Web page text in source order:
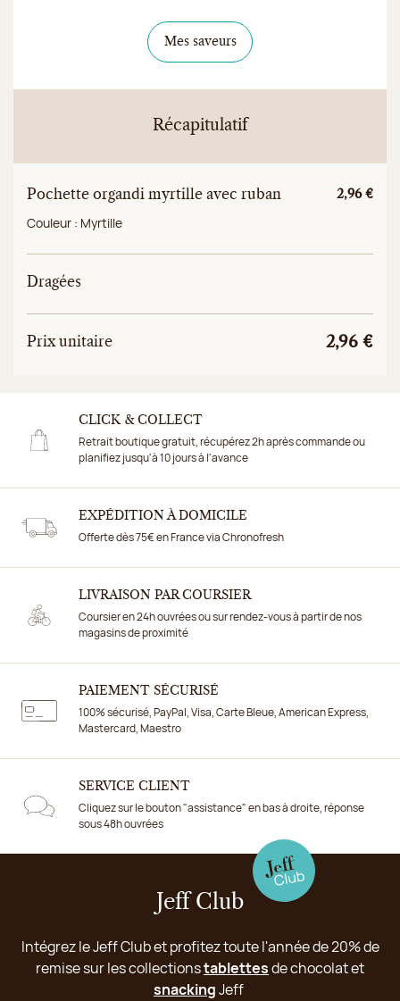
Mes saveurs
Récapitulatif
Pochette organdi myrtille avec ruban Prix
2,96 €
Couleur : Myrtille
Dragées
Prix unitaire total
Prix unitaire 2,96 €
CLICK & COLLECT
Retrait boutique gratuit, récupérez 2h après commande ou
planifiez jusqu'à 10 jours à l'avance
EXPÉDITION À DOMICILE
Offerte dès 75€ en France via Chronofresh
LIVRAISON PAR COURSIER
Coursier en 24h ouvrées ou sur rendez-vous à partir de nos
magasins de proximité
PAIEMENT SÉCURISÉ
100% sécurisé, PayPal, Visa, Carte Bleue, American Express,
Mastercard, Maestro
SERVICE CLIENT
Cliquez sur le bouton "assistance" en bas à droite, réponse
sous 48h ouvrées
Jeff Club
Intégrez le Jeff Club et profitez toute l'année de 20% de
remise sur les collectionstablettesde chocolat et
snackingJeff